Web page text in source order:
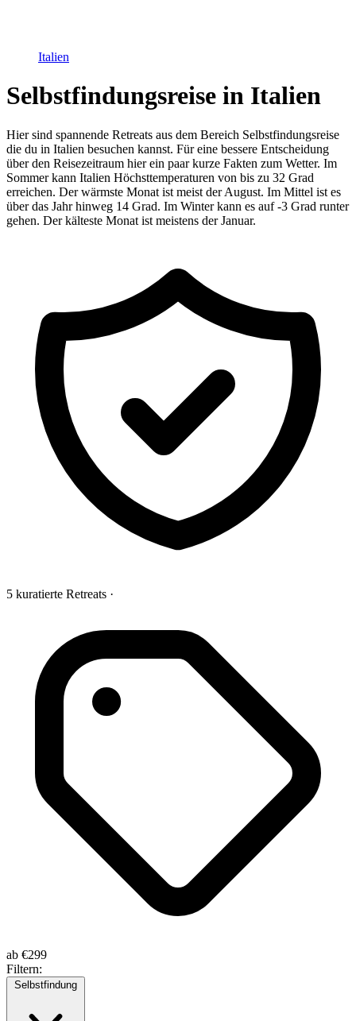
Italien
Selbstfindungsreise in Italien
Hier sind spannende Retreats aus dem Bereich Selbstfindungsreise
die du in Italien besuchen kannst. Für eine bessere Entscheidung
über den Reisezeitraum hier ein paar kurze Fakten zum Wetter. Im
Sommer kann Italien Höchsttemperaturen von bis zu 32 Grad
erreichen. Der wärmste Monat ist meist der August. Im Mittel ist es
über das Jahr hinweg 14 Grad. Im Winter kann es auf -3 Grad runter
gehen. Der kälteste Monat ist meistens der Januar.
5 kuratierte Retreats ·
ab €299
Filtern:
Selbstfindung